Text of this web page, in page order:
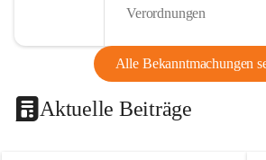
Verordnungen
Alle Bekanntmachungen
Aktuelle Beiträge